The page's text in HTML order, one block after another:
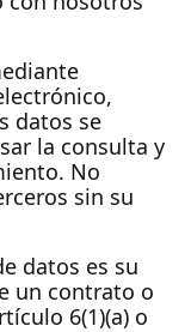
datos se
la consulta y
No
sin su
datos es su
un contrato o
6(1)(a) o